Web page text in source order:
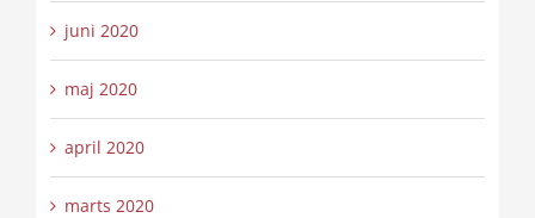
juni 2020
maj 2020
april 2020
marts 2020